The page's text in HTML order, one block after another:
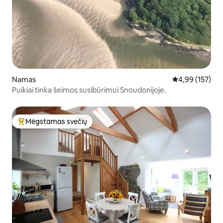
Namas Vidutinis
4,99 (157)
Puikiai tinka šeimos susibūrimui Snoudonijoje.
Svečių mėgstamiausias
Mėgstamas svečių